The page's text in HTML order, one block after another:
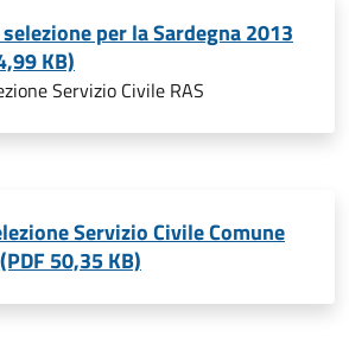
per la Sardegna 2013
KB)
Servizio Civile RAS
Servizio Civile Comune
50,35 KB)